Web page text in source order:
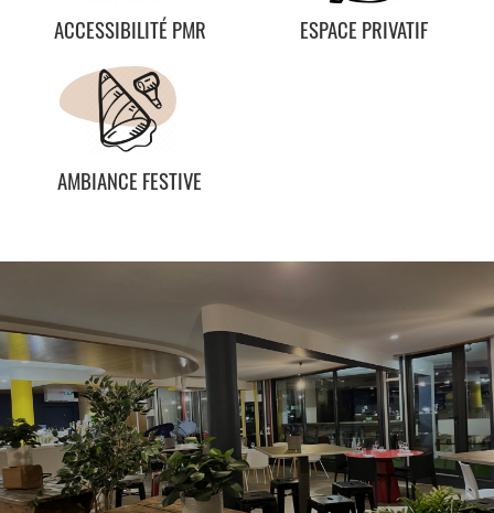
ACCESSIBILITÉ PMR ESPACE PRIVATIF
AMBIANCE FESTIVE